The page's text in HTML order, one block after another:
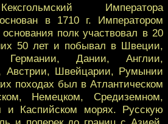
Императора
в 1710 г. Императором
полк участвовал в 20
50 лет и побывал в Швеции,
Дании, Англии,
Австрии, Швейцарии, Румынии
походах был в Атлантическом
Немецком, Средиземном,
и Каспийском морях. Русскую